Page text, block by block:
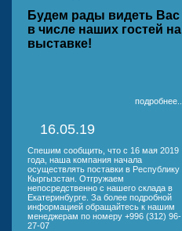
Будем рады видеть Вас
в числе наших гостей на
выставке!
подробнее...
16.05.19
Спешим сообщить, что с 16 мая 2019
года, наша компания начала
осуществлять поставки в Республику
Кыргызстан. Отгружаем
непосредственно с нашего склада в
Екатеринбурге. За более подробной
информацией обращайтесь к нашим
менеджерам по номеру +996 (312) 96-
27-07